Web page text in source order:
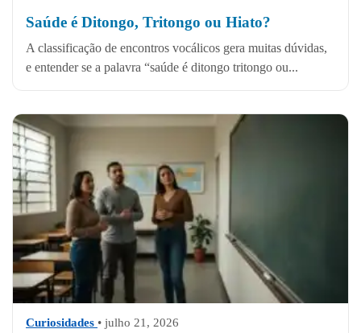
Saúde é Ditongo, Tritongo ou Hiato?
A classificação de encontros vocálicos gera muitas dúvidas,
e entender se a palavra “saúde é ditongo tritongo ou...
Curiosidades • julho 21, 2026